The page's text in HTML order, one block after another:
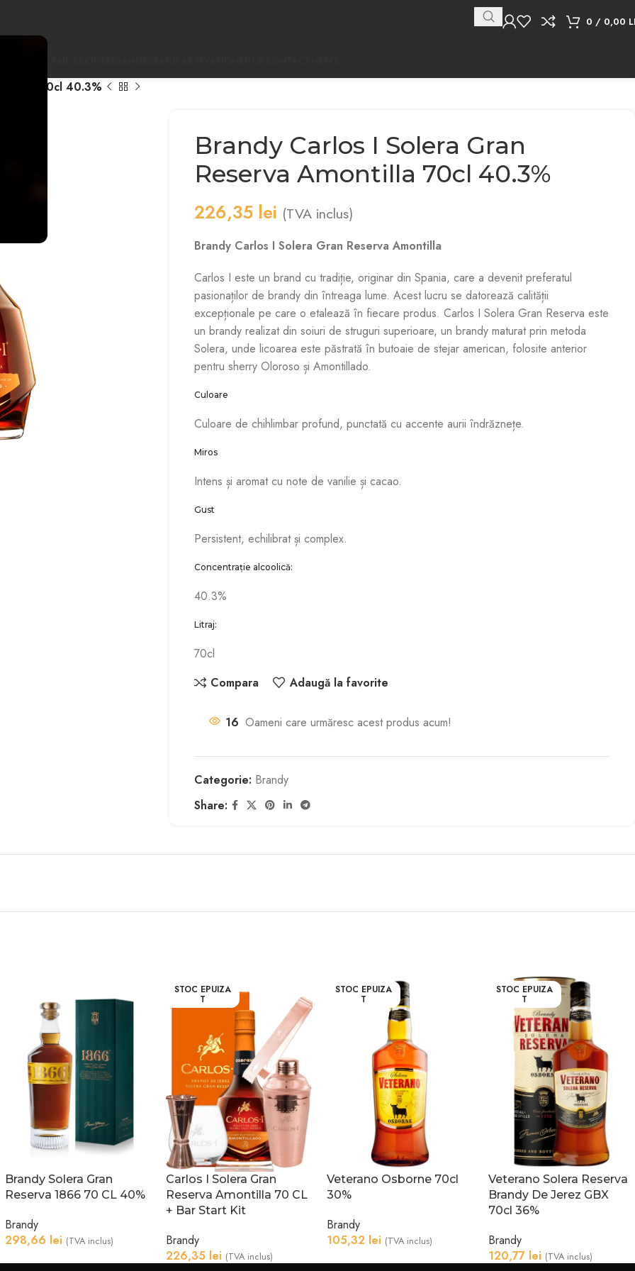
0 / 0,00
70cl 40.3%
Brandy Carlos I Solera Gran
Reserva Amontilla 70cl 40.3%
226,35 lei (TVA inclus)
Brandy Carlos I Solera Gran Reserva Amontilla
Carlos I este un brand cu tradiție, originar din Spania, care a devenit preferatul
pasionaților de brandy din întreaga lume. Acest lucru se datorează calității
excepționale pe care o etalează în fiecare produs. Carlos I Solera Gran Reserva este
un brandy realizat din soiuri de struguri superioare, un brandy maturat prin metoda
Solera, unde licoarea este păstrată în butoaie de stejar american, folosite anterior
pentru sherry Oloroso și Amontillado.
Culoare
Culoare de chihlimbar profund, punctată cu accente aurii îndrăznețe.
Miros
Intens și aromat cu note de vanilie și cacao.
Gust
Persistent, echilibrat și complex.
Concentrație alcoolică:
40.3%
Litraj:
70cl
Compara
Adaugă la favorite
16 Oameni care urmăresc acest produs acum!
Categorie: Brandy
Share:
Brandy Solera Gran
Reserva 1866 70 CL 40%
Brandy
298,66 lei (TVA inclus)
STOC EPUIZA
T
Carlos I Solera Gran
Reserva Amontilla 70 CL
+ Bar Start Kit
Brandy
226,35 lei (TVA inclus)
STOC EPUIZA
T
Veterano Osborne 70cl
30%
Brandy
105,32 lei (TVA inclus)
STOC EPUIZA
T
Veterano Solera Reserva
Brandy De Jerez GBX
70cl 36%
Brandy
120,77 lei (TVA inclus)